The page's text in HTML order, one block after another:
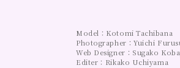
Model：Kotomi Tachibana
Photographer：Yuichi
Web Designer：Sugako
Editer：Rikako Uchiyama